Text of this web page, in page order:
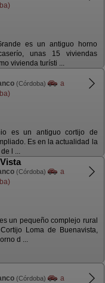
es un antiguo horno
unas 15 viviendas
vivienda turísti ...
(Córdoba)
a
es un antiguo cortijo de
Es en la actualidad la
l ...
(Córdoba)
a
un pequeño complejo rural
Loma de Buenavista,
d ...
(Córdoba)
a